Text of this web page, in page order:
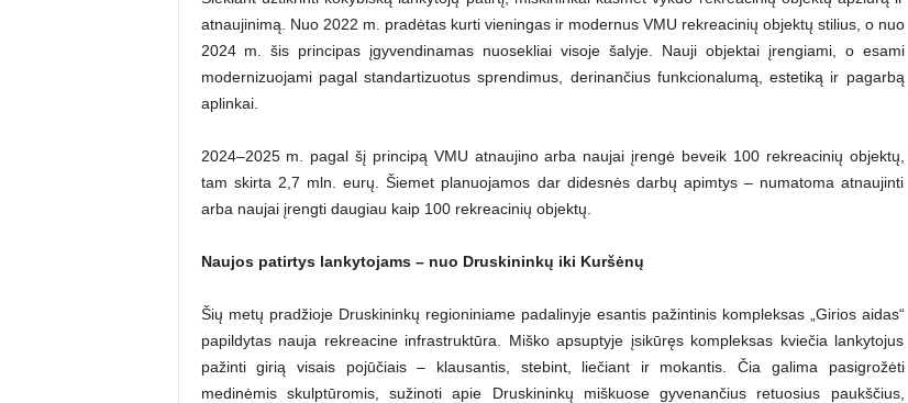
atnaujinimą. Nuo 2022 m. pradėtas kurti vieningas ir modernus VMU rekreacinių objektų stilius, o nuo
2024 m. šis principas įgyvendinamas nuosekliai visoje šalyje. Nauji objektai įrengiami, o esami
modernizuojami pagal standartizuotus sprendimus, derinančius funkcionalumą, estetiką ir pagarbą
aplinkai.
2024–2025 m. pagal šį principą VMU atnaujino arba naujai įrengė beveik 100 rekreacinių objektų,
tam skirta 2,7 mln. eurų. Šiemet planuojamos dar didesnės darbų apimtys – numatoma atnaujinti
arba naujai įrengti daugiau kaip 100 rekreacinių objektų.
Naujos patirtys lankytojams – nuo Druskininkų iki Kuršėnų
Šių metų pradžioje Druskininkų regioniniame padalinyje esantis pažintinis kompleksas „Girios aidas“
papildytas nauja rekreacine infrastruktūra. Miško apsuptyje įsikūręs kompleksas kviečia lankytojus
pažinti girią visais pojūčiais – klausantis, stebint, liečiant ir mokantis. Čia galima pasigrožėti
medinėmis skulptūromis, sužinoti apie Druskininkų miškuose gyvenančius retuosius paukščius,